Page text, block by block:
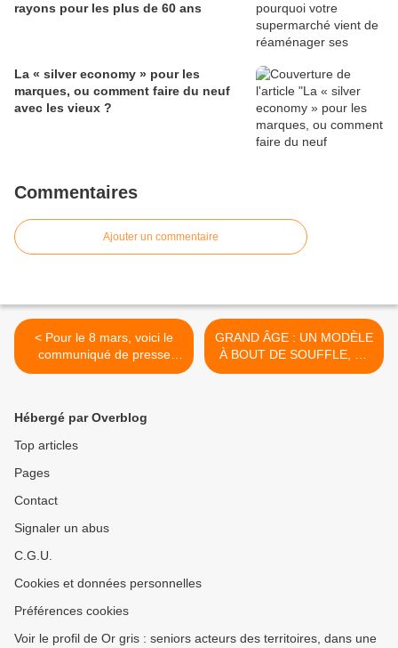
rayons pour les plus de 60 ans
La « silver economy » pour les
marques, ou comment faire du neuf
avec les vieux ?
Commentaires
Ajouter un commentaire
< Pour le 8 mars, voici le
communiqué de presse
"Retraite des Femmes" du
GRAND ÂGE : UN MODÈLE
À BOUT DE SOUFFLE, un
dossier du courrier des
Hébergé par Overblog
Top articles
Pages
Contact
Signaler un abus
C.G.U.
Cookies et données personnelles
Préférences cookies
Voir le profil de Or gris : seniors acteurs des territoires, dans une